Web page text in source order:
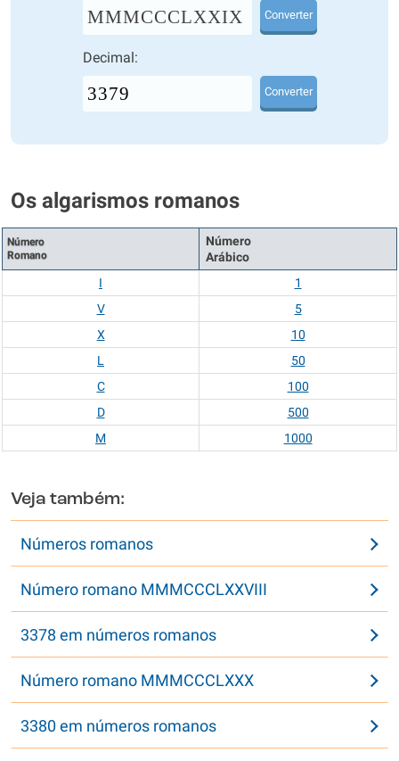
MMMCCCLXXIX Converter
Decimal:
Converter
Os algarismos romanos
Número
Romano
Número
Arábico
I
1
V
5
X
10
L
50
C
100
D
500
M
1000
Veja também:
Números romanos
Número romano MMMCCCLXXVIII
3378 em números romanos
Número romano MMMCCCLXXX
3380 em números romanos